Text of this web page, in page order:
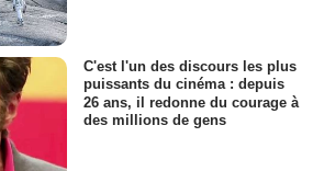
C'est l'un des discours les plus
puissants du cinéma : depuis
26 ans, il redonne du courage à
des millions de gens